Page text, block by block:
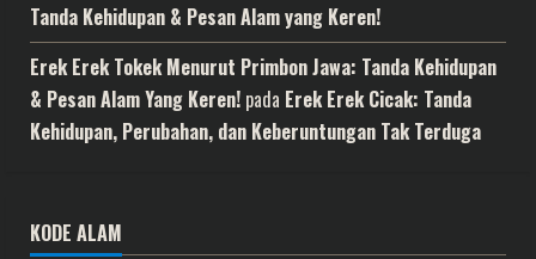
Tanda Kehidupan & Pesan Alam yang Keren!
Erek Erek Tokek Menurut Primbon Jawa: Tanda Kehidupan
& Pesan Alam Yang Keren! pada Erek Erek Cicak: Tanda
Kehidupan, Perubahan, dan Keberuntungan Tak Terduga
KODE ALAM